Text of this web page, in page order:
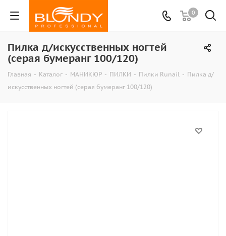
0
Пилка д/искусственных ногтей
(серая бумеранг 100/120)
Главная - Каталог - МАНИКЮР - ПИЛКИ - Пилки Runail - Пилка д/
искусственных ногтей (серая бумеранг 100/120)